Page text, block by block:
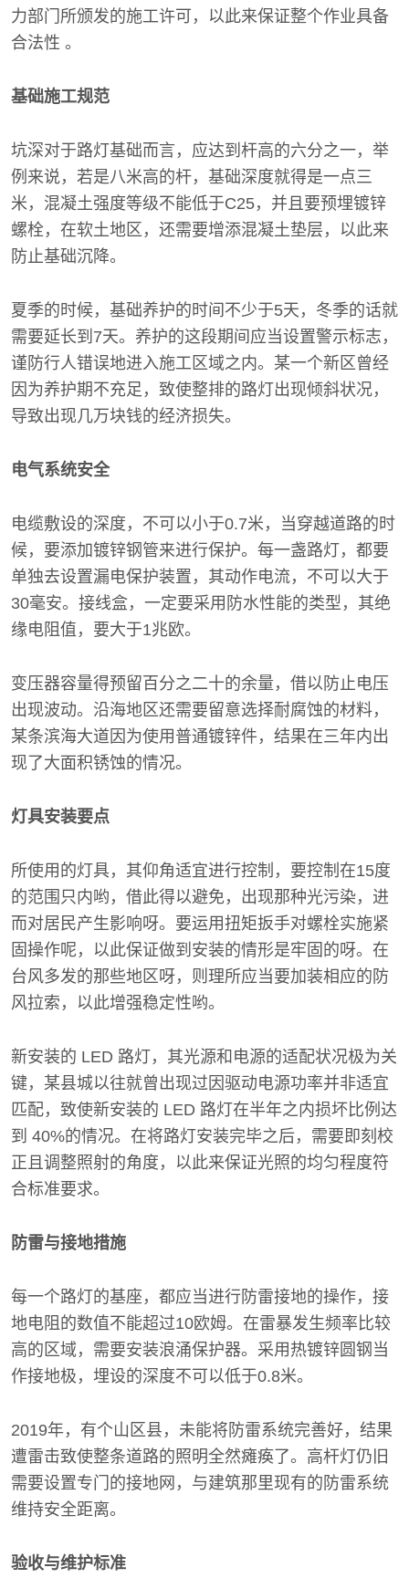
力部门所颁发的施工许可，以此来保证整个作业具备
合法性 。
基础施工规范
坑深对于路灯基础而言，应达到杆高的六分之一，举
例来说，若是八米高的杆，基础深度就得是一点三
米，混凝土强度等级不能低于C25，并且要预埋镀锌
螺栓，在软土地区，还需要增添混凝土垫层，以此来
防止基础沉降。
夏季的时候，基础养护的时间不少于5天，冬季的话就
需要延长到7天。养护的这段期间应当设置警示标志，
谨防行人错误地进入施工区域之内。某一个新区曾经
因为养护期不充足，致使整排的路灯出现倾斜状况，
导致出现几万块钱的经济损失。
电气系统安全
电缆敷设的深度，不可以小于0.7米，当穿越道路的时
候，要添加镀锌钢管来进行保护。每一盏路灯，都要
单独去设置漏电保护装置，其动作电流，不可以大于
30毫安。接线盒，一定要采用防水性能的类型，其绝
缘电阻值，要大于1兆欧。
变压器容量得预留百分之二十的余量，借以防止电压
出现波动。沿海地区还需要留意选择耐腐蚀的材料，
某条滨海大道因为使用普通镀锌件，结果在三年内出
现了大面积锈蚀的情况。
灯具安装要点
所使用的灯具，其仰角适宜进行控制，要控制在15度
的范围只内哟，借此得以避免，出现那种光污染，进
而对居民产生影响呀。要运用扭矩扳手对螺栓实施紧
固操作呢，以此保证做到安装的情形是牢固的呀。在
台风多发的那些地区呀，则理所应当要加装相应的防
风拉索，以此增强稳定性哟。
新安装的 LED 路灯，其光源和电源的适配状况极为关
键，某县城以往就曾出现过因驱动电源功率并非适宜
匹配，致使新安装的 LED 路灯在半年之内损坏比例达
到 40%的情况。在将路灯安装完毕之后，需要即刻校
正且调整照射的角度，以此来保证光照的均匀程度符
合标准要求。
防雷与接地措施
每一个路灯的基座，都应当进行防雷接地的操作，接
地电阻的数值不能超过10欧姆。在雷暴发生频率比较
高的区域，需要安装浪涌保护器。采用热镀锌圆钢当
作接地极，埋设的深度不可以低于0.8米。
2019年，有个山区县，未能将防雷系统完善好，结果
遭雷击致使整条道路的照明全然瘫痪了。高杆灯仍旧
需要设置专门的接地网，与建筑那里现有的防雷系统
维持安全距离。
验收与维护标准